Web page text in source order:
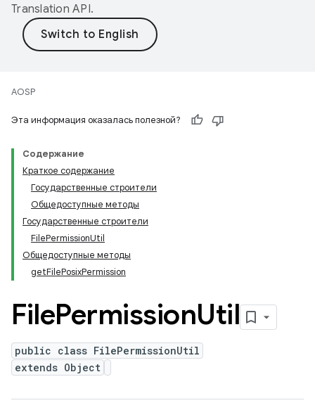
Translation API.
AOSP
Эта информация оказалась полезной?
Содержание
Краткое содержание
Государственные строители
Общедоступные методы
Государственные строители
FilePermissionUtil
Общедоступные методы
getFilePosixPermission
FilePermissionUtil
public class FilePermissionUtil
extends Object